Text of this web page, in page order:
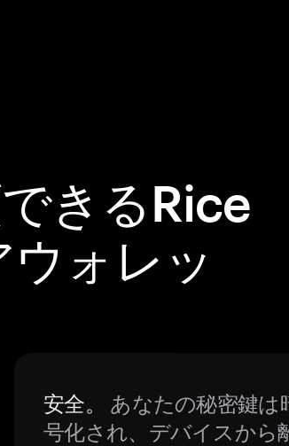
きるRice
ォレッ
安全。
あなたの秘密鍵は
号化され、デバイスから